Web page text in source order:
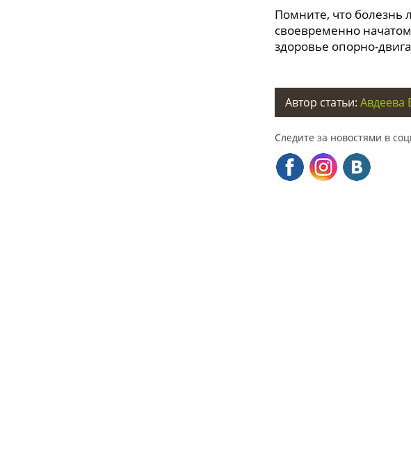
Помните, что болезнь
своевременно
здоровье опорно-
Автор статьи: Авдеева
Следите за новостями в